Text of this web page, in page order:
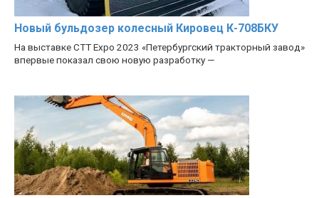
Новый бульдозер колесный Кировец К-708БКУ
На выставке CTT Expo 2023 «Петербургский тракторный завод»
впервые показал свою новую разработку —